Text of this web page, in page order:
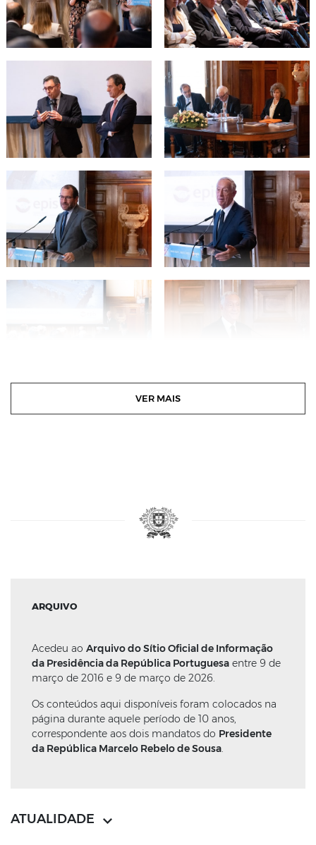
VER MAIS
ARQUIVO
Acedeu ao Arquivo do Sítio Oficial de Informação
da Presidência da República Portuguesa entre 9 de
março de 2016 e 9 de março de 2026.
Os conteúdos aqui disponíveis foram colocados na
página durante aquele período de 10 anos,
correspondente aos dois mandatos do Presidente
da República Marcelo Rebelo de Sousa.
ATUALIDADE